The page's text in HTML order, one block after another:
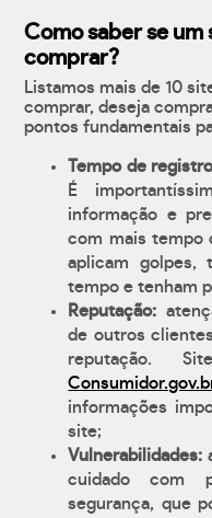
Como saber se
comprar?
Listamos mais de 10
comprar, deseja
pontos fundamentais
Tempo de
É
informação e
com mais tempo
aplicam golpes,
tempo e tenham
Reputação:
de outros
reputação.
informações
site;
Vulnerabilidades:
cuidado com
segurança, que